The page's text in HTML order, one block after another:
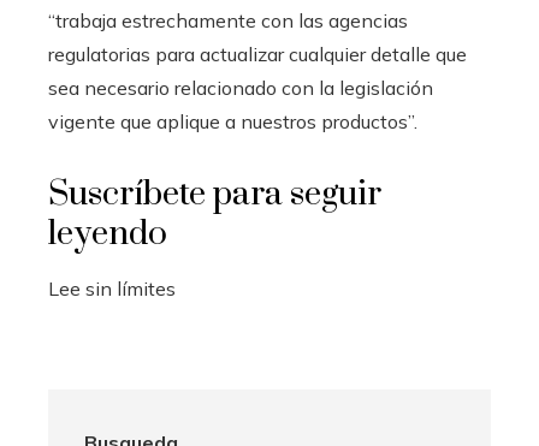
“trabaja estrechamente con las agencias
regulatorias para actualizar cualquier detalle que
sea necesario relacionado con la legislación
vigente que aplique a nuestros productos”.
Suscríbete para seguir
leyendo
Lee sin límites